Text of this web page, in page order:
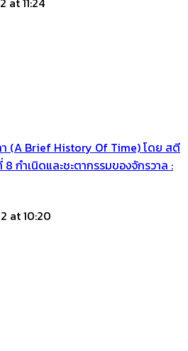
า (A Brief History Of Time) โดย สตี
กำเนิดและชะตากรรมของจักรวาล :
at 10:20